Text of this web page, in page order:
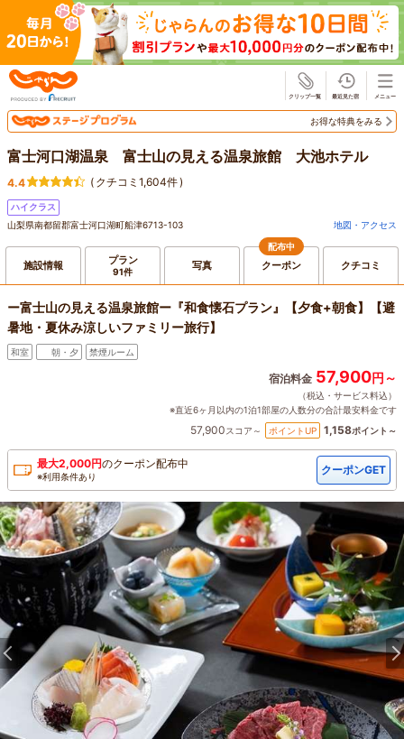
お得な特典をみる
富士河口湖温泉 富士山の見える温泉旅館 大池ホテル
4.4 ( クチコミ1,604件)
ハイクラス
山梨県南都留郡富士河口湖町船津6713-103
地図・アクセス
施設情報 プラン
91件 写真
配布中
クーポン クチコミ
ー富士山の見える温泉旅館ー『和食懐石プラン』【夕食+朝食】【避
暑地・夏休み涼しいファミリー旅行】
和室 朝・夕 禁煙ルーム
宿泊料金 57,900円～
（税込・サービス料込）
※直近6ヶ月以内の1泊1部屋の人数分の合計最安料金です
57,900スコア～ ポイントUP 1,158ポイント～
最大2,000円のクーポン配布中
※利用条件あり クーポンGET